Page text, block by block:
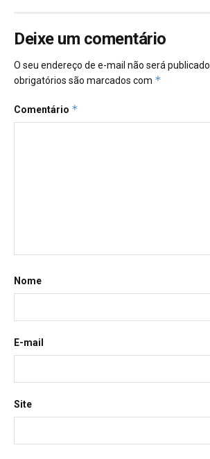
Deixe um comentário
O seu endereço de e-mail não será publicado.
obrigatórios são marcados com *
Comentário *
Nome
E-mail
Site